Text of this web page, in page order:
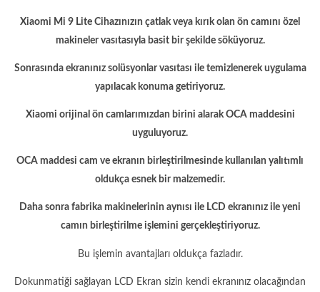
Xiaomi Mi 9 Lite Cihazınızın çatlak veya kırık olan ön camını özel
makineler vasıtasıyla basit bir şekilde söküyoruz.
Sonrasında ekranınız solüsyonlar vasıtası ile temizlenerek uygulama
yapılacak konuma getiriyoruz.
Xiaomi orijinal ön camlarımızdan birini alarak OCA maddesini
uyguluyoruz.
OCA maddesi cam ve ekranın birleştirilmesinde kullanılan yalıtımlı
oldukça esnek bir malzemedir.
Daha sonra fabrika makinelerinin aynısı ile LCD ekranınız ile yeni
camın birleştirilme işlemini gerçekleştiriyoruz.
Bu işlemin avantajları oldukça fazladır.
Dokunmatiği sağlayan LCD Ekran sizin kendi ekranınız olacağından